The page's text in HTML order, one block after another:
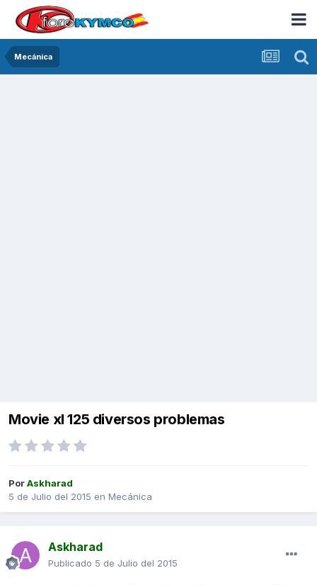
Mecánica
Movie xl 125 diversos problemas
PorAskharad
5 de Julio del 2015 en Mecánica
Askharad
Publicado 5 de Julio del 2015